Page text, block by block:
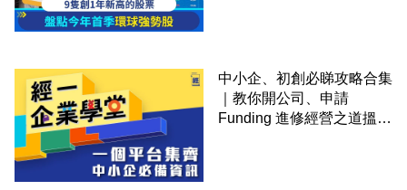
中小企、初創必睇攻略合集
｜教你開公司、申請
Funding 進修經營之道搵大